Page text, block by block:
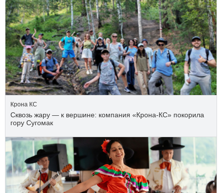
Крона КС
Сквозь жару — к вершине: компания «Крона‑КС» покорила
гору Сугомак